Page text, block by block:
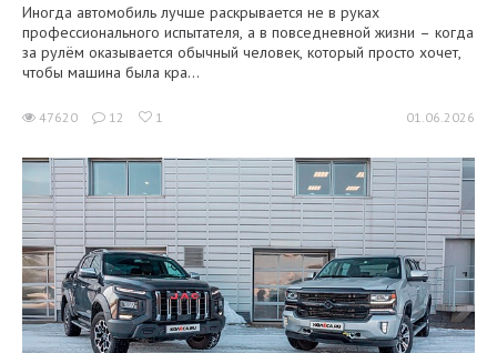
Иногда автомобиль лучше раскрывается не в руках
профессионального испытателя, а в повседневной жизни – когда
за рулём оказывается обычный человек, который просто хочет,
чтобы машина была кра...
47620 12 1 01.06.2026